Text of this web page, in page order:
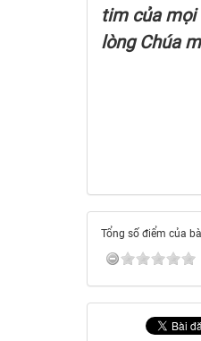
tim của mọi
lòng Chúa
Tổng số điểm của